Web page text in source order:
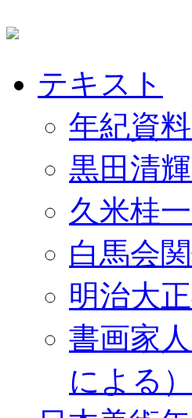
テキスト
年紀資
黒田清
久米桂
白馬会
明治大
書画家
による）